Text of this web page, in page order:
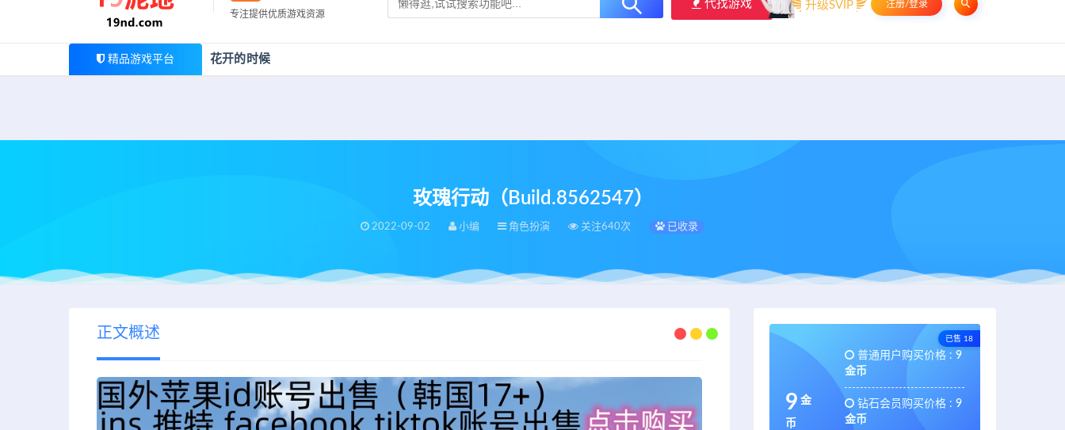
欢迎您光临19泥地，本站一家大型游戏资源整合站，为广大用户提供最新、最优质的资源下载！ 热门标签 资源专题 资源存档
专注提供优质游戏资源
代找游戏 升级SVIP 注册/登录
精品游戏平台 花开的时候
玫瑰行动（Build.8562547）
2022-09-02 小编 角色扮演 关注640次 已收录
正文概述 已售 18
9 金
币
普通用户购买价格 : 9
金币
钻石会员购买价格 : 9
金币